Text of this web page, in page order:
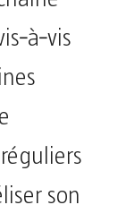
son